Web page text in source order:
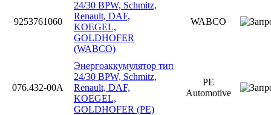
9253761060
24/30 BPW, Schmitz,
Renault, DAF,
KOEGEL,
GOLDHOFER
(WABCO)
WABCO
076.432-00A
Энергоаккумулятор тип
24/30 BPW, Schmitz,
Renault, DAF,
KOEGEL,
GOLDHOFER (PE)
PE
Automotive